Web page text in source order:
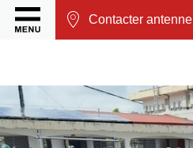
Contacter antenne